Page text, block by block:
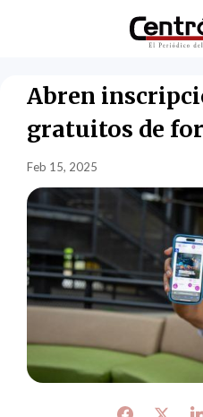
Abren
gratuitos de
Feb 15, 2025